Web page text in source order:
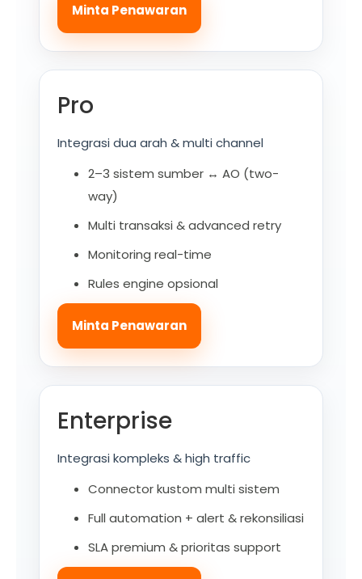
Minta Penawaran
Pro
Integrasi dua arah & multi channel
2–3 sistem sumber ↔ AO (two-
way)
Multi transaksi & advanced retry
Monitoring real-time
Rules engine opsional
Minta Penawaran
Enterprise
Integrasi kompleks & high traffic
Connector kustom multi sistem
Full automation + alert & rekonsiliasi
SLA premium & prioritas support